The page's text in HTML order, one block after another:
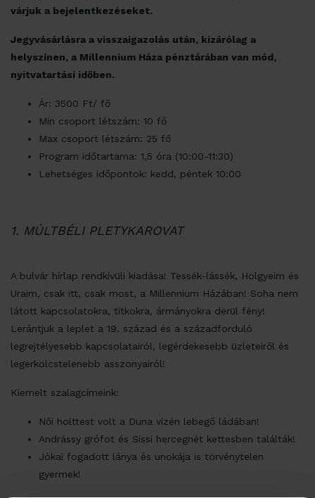
várjuk a bejelentkezéseket.
Jegyvásárlásra a visszaigazolás után, kizárólag a
helyszínen, a Millennium Háza pénztárában van mód,
nyitvatartási időben.
Ár: 3500 Ft/ fő
Min csoport létszám: 10 fő
Max csoport létszám: 25 fő
Program időtartama: 1,5 óra (10:00-11:30)
Lehetséges időpontok: kedd, péntek 10:00
1. MÚLTBÉLI PLETYKAROVAT
A bulvár hírlap rendkívüli kiadása! Tessék-lássék, Hölgyeim és
Uraim, csak itt, csak most, a Millennium Házában! Soha nem
látott kapcsolatokra, titkokra, ármányokra derül fény!
Lerántjuk a leplet a 19. század és a századforduló
legrejtélyesebb kapcsolatairól, legérdekesebb üzleteiről és
legerkölcstelenebb asszonyairól!
Kiemelt szalagcímeink:
Női holttest volt a Duna vizén lebegő ládában!
Andrássy grófot és Sissi hercegnét kettesben találták!
Jókai fogadott lánya és unokája is törvénytelen
gyermek!